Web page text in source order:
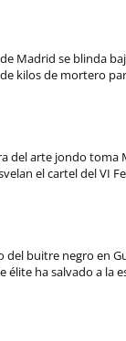
Madrid se blinda
kilos de mortero
del arte jondo toma
el cartel del VI
del buitre negro en
élite ha salvado a la